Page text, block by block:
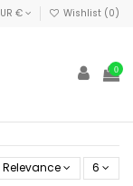
€ Wishlist (0)
0
Relevance 6